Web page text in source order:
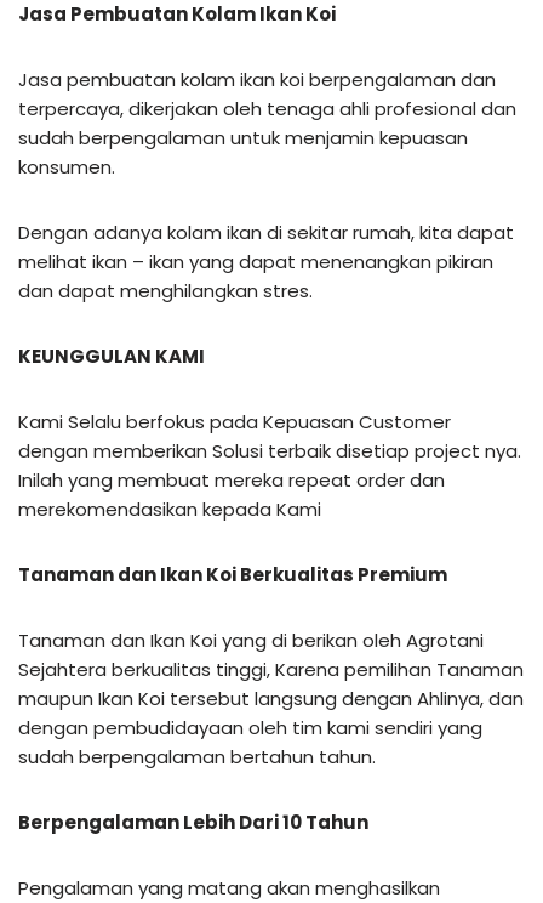
Jasa Pembuatan Kolam Ikan Koi
Jasa pembuatan kolam ikan koi berpengalaman dan
terpercaya, dikerjakan oleh tenaga ahli profesional dan
sudah berpengalaman untuk menjamin kepuasan
konsumen.
Dengan adanya kolam ikan di sekitar rumah, kita dapat
melihat ikan – ikan yang dapat menenangkan pikiran
dan dapat menghilangkan stres.
KEUNGGULAN KAMI
Kami Selalu berfokus pada Kepuasan Customer
dengan memberikan Solusi terbaik disetiap project nya.
Inilah yang membuat mereka repeat order dan
merekomendasikan kepada Kami
Tanaman dan Ikan Koi Berkualitas Premium
Tanaman dan Ikan Koi yang di berikan oleh Agrotani
Sejahtera berkualitas tinggi, Karena pemilihan Tanaman
maupun Ikan Koi tersebut langsung dengan Ahlinya, dan
dengan pembudidayaan oleh tim kami sendiri yang
sudah berpengalaman bertahun tahun.
Berpengalaman Lebih Dari 10 Tahun
Pengalaman yang matang akan menghasilkan